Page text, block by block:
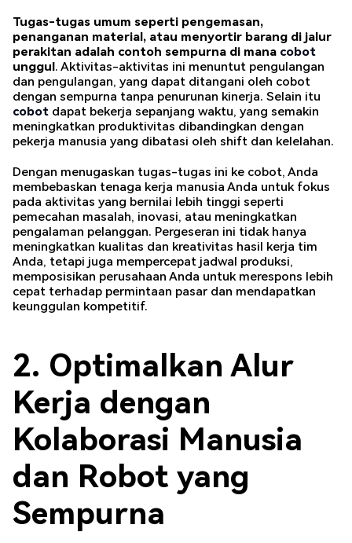
Tugas-tugas umum seperti pengemasan,
penanganan material, atau menyortir barang di jalur
perakitan adalah contoh sempurna di mana cobot
unggul. Aktivitas-aktivitas ini menuntut pengulangan
dan pengulangan, yang dapat ditangani oleh cobot
dengan sempurna tanpa penurunan kinerja. Selain itu
cobotdapat bekerja sepanjang waktu, yang semakin
meningkatkan produktivitas dibandingkan dengan
pekerja manusia yang dibatasi oleh shift dan kelelahan.
Dengan menugaskan tugas-tugas ini ke cobot, Anda
membebaskan tenaga kerja manusia Anda untuk fokus
pada aktivitas yang bernilai lebih tinggi seperti
pemecahan masalah, inovasi, atau meningkatkan
pengalaman pelanggan. Pergeseran ini tidak hanya
meningkatkan kualitas dan kreativitas hasil kerja tim
Anda, tetapi juga mempercepat jadwal produksi,
memposisikan perusahaan Anda untuk merespons lebih
cepat terhadap permintaan pasar dan mendapatkan
keunggulan kompetitif.
2. Optimalkan Alur
Kerja dengan
Kolaborasi Manusia
dan Robot yang
Sempurna